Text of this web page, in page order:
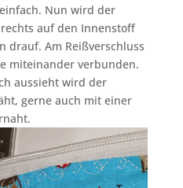
Nun wird der
auf den Innenstoff
drauf. Am Reißverschluss
miteinander verbunden.
aussieht wird der
gerne auch mit einer